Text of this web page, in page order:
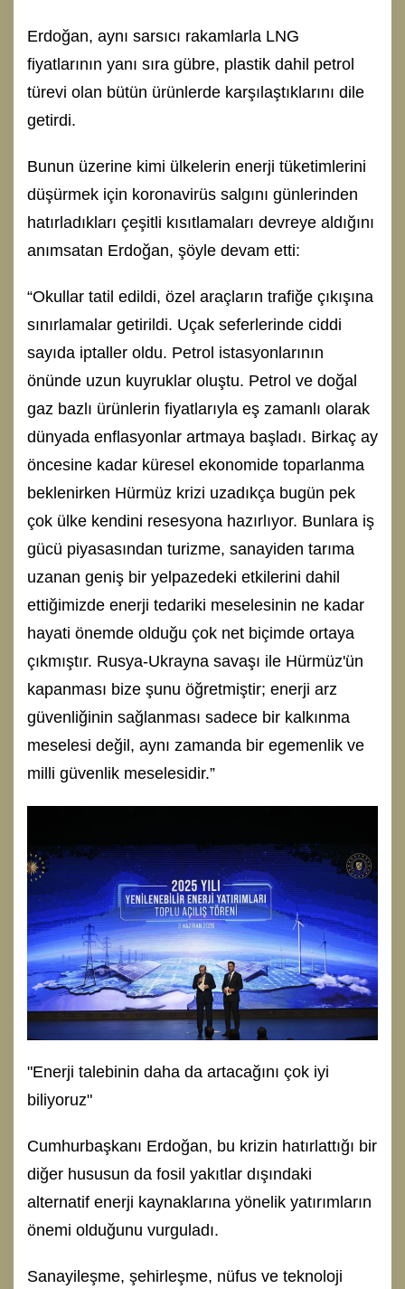
Erdoğan, aynı sarsıcı rakamlarla LNG
fiyatlarının yanı sıra gübre, plastik dahil petrol
türevi olan bütün ürünlerde karşılaştıklarını dile
getirdi.
Bunun üzerine kimi ülkelerin enerji tüketimlerini
düşürmek için koronavirüs salgını günlerinden
hatırladıkları çeşitli kısıtlamaları devreye aldığını
anımsatan Erdoğan, şöyle devam etti:
“Okullar tatil edildi, özel araçların trafiğe çıkışına
sınırlamalar getirildi. Uçak seferlerinde ciddi
sayıda iptaller oldu. Petrol istasyonlarının
önünde uzun kuyruklar oluştu. Petrol ve doğal
gaz bazlı ürünlerin fiyatlarıyla eş zamanlı olarak
dünyada enflasyonlar artmaya başladı. Birkaç ay
öncesine kadar küresel ekonomide toparlanma
beklenirken Hürmüz krizi uzadıkça bugün pek
çok ülke kendini resesyona hazırlıyor. Bunlara iş
gücü piyasasından turizme, sanayiden tarıma
uzanan geniş bir yelpazedeki etkilerini dahil
ettiğimizde enerji tedariki meselesinin ne kadar
hayati önemde olduğu çok net biçimde ortaya
çıkmıştır. Rusya-Ukrayna savaşı ile Hürmüz'ün
kapanması bize şunu öğretmiştir; enerji arz
güvenliğinin sağlanması sadece bir kalkınma
meselesi değil, aynı zamanda bir egemenlik ve
milli güvenlik meselesidir.”
"Enerji talebinin daha da artacağını çok iyi
biliyoruz"
Cumhurbaşkanı Erdoğan, bu krizin hatırlattığı bir
diğer hususun da fosil yakıtlar dışındaki
alternatif enerji kaynaklarına yönelik yatırımların
önemi olduğunu vurguladı.
Sanayileşme, şehirleşme, nüfus ve teknoloji